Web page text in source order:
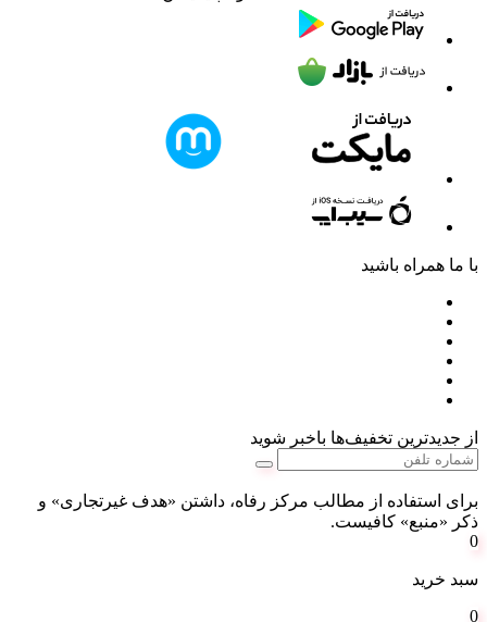
با ما همراه باشید
از جدیدترین تخفیف‌ها باخبر شوید
برای استفاده از مطالب مرکز رفاه، داشتن «هدف غیرتجاری» و
ذکر «منبع» کافیست.
0
سبد خرید
0